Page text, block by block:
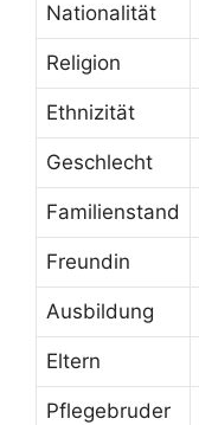
Nationalität
Religion
Ethnizität
Geschlecht
Familienstand
Freundin
Ausbildung
Eltern
Pflegebruder